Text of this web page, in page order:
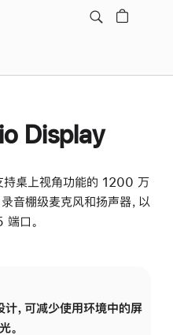
Display
持桌上视角功能的 1200 万
音棚级麦克风和扬声器，以
口。
，可减少使用环境中的屏
。